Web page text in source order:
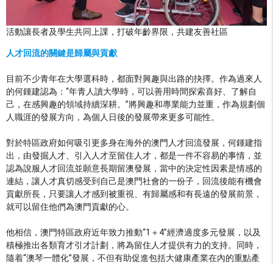
活動讓長者及學生共同上課，打破年齡界限，共建友善社區
人才回流的關鍵是歸屬與貢獻
目前不少青年在大學選科時，都面對興趣與出路的抉擇。作為過來人
的何鍾建認為：“年青人讀大學時，可以善用時間探索喜好、了解自
己，在感興趣的領域持續深耕。”將興趣和專業能力並重，作為規劃個
人職涯的發展方向，為個人日後的發展帶來更多可能性。
對於特區政府如何吸引更多身在海外的澳門人才回流發展，何鍾建指
出，由發掘人才、引入人才至留住人才，都是一件不容易的事情，並
認為說服人才回流並願意長期留澳發展，當中的決定性因素是情感的
連結，讓人才真切感受到自己是澳門社會的一份子，回流後能有機會
貢獻所長，只要讓人才感到被重視、有歸屬感和有長遠的發展前景，
就可以留住他們為澳門貢獻的心。
他相信，澳門特區政府近年致力推動“1＋4”經濟適度多元發展，以及
積極推出各類育才引才計劃，將為留住人才提供有力的支持。同時，
隨着“澳琴一體化”發展，不但有助促進包括大健康產業在內的重點產